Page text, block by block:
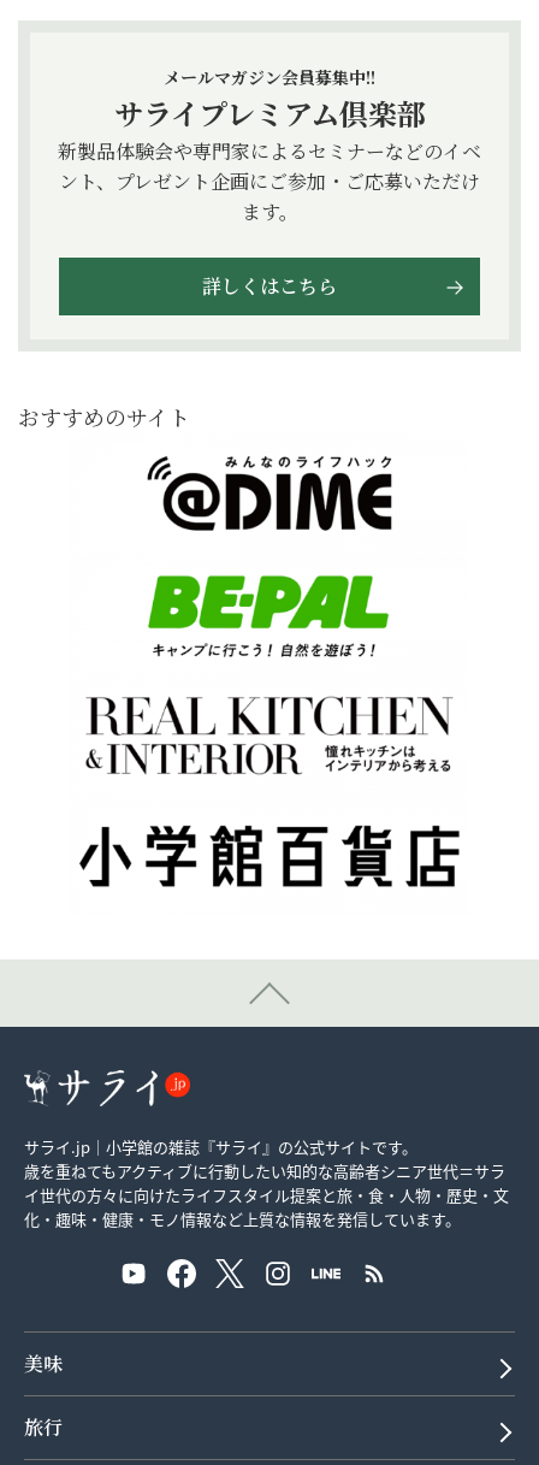
メールマガジン会員募集中!!
サライプレミアム倶楽部
新製品体験会や専門家によるセミナーなどのイベ
ント、プレゼント企画にご参加・ご応募いただけ
ます。
詳しくはこちら
おすすめのサイト
サライ.jp｜小学館の雑誌『サライ』の公式サイトです。
歳を重ねてもアクティブに行動したい知的な高齢者シニア世代＝サラ
イ世代の方々に向けたライフスタイル提案と旅・食・人物・歴史・文
化・趣味・健康・モノ情報など上質な情報を発信しています。
美味
旅行